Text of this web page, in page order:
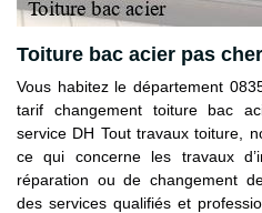
Toiture bac acier pas
Vous habitez le département
tarif changement toiture bac
service DH Tout travaux toiture,
ce qui concerne les travaux
réparation ou de changement
des services qualifiés et